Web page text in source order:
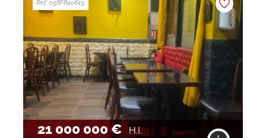
21 000 000 € H.I.
Ref. 058F840615